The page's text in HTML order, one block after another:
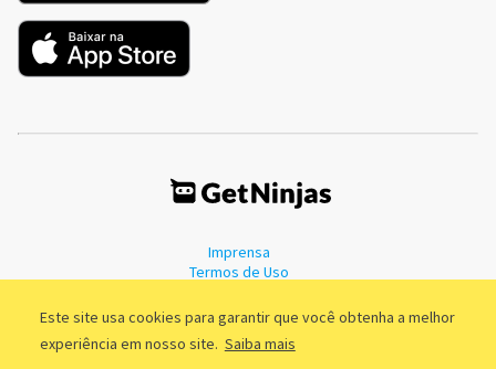
Este site usa cookies para garantir que você obtenha a melhor
experiência em nosso site. Saiba mais
Imprensa
Termos de Uso